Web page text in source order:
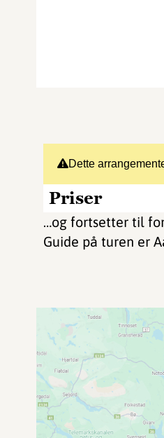
Dette
Priser
…og fortsetter til
Guide på turen er